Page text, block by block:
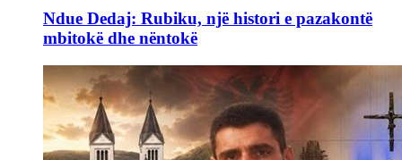
Ndue Dedaj: Rubiku, një histori e pazakontë
mbitokë dhe nëntokë